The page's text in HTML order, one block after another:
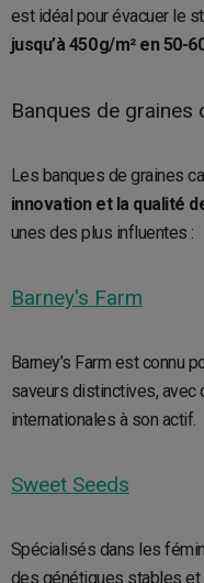
est idéal pour évacuer le
jusqu’à 450 g/m² en 50-
Banques de graines
Les banques de graines
innovation et la qualité
unes des plus influentes :
Barney's Farm
Barney’s Farm est connu
saveurs distinctives,
internationales à son actif.
Sweet Seeds
Spécialisés dans les
des génétiques stables et